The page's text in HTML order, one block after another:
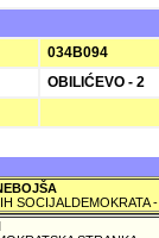
034B094
OBILIĆEVO - 2
SOCIJALDEMOKRATA